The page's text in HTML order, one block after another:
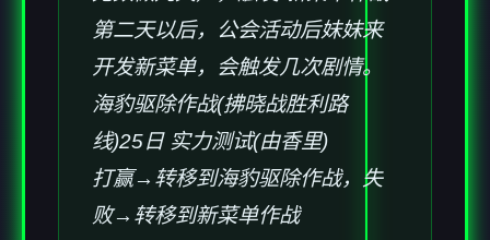
第二天以后，公会活动后妹妹来
开发新菜单，会触发几次剧情。
海豹驱除作战(拂晓战胜利路
线)25日 实力测试(由香里)
打赢→转移到海豹驱除作战，失
败→转移到新菜单作战